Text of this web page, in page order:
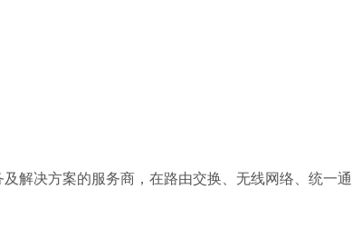
解决方案的服务商，在路由交换、无线网络、统一